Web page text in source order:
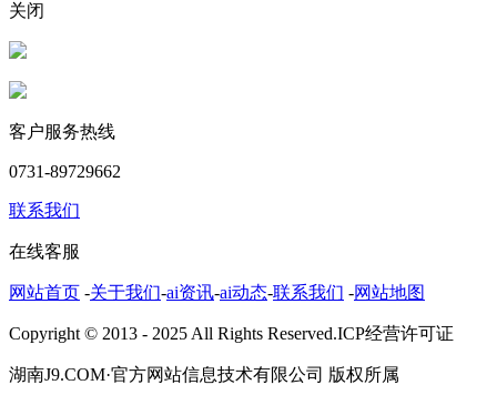
关闭
客户服务热线
0731-89729662
联系我们
在线客服
网站首页 -关于我们-ai资讯-ai动态-联系我们 -网站地图
Copyright © 2013 - 2025 All Rights Reserved.ICP经营许可证
湖南J9.COM·官方网站信息技术有限公司 版权所属